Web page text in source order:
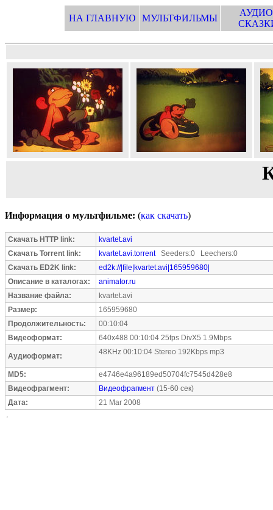
НА ГЛАВНУЮ МУЛЬТФИЛЬМЫ
Информация о мультфильме: (как скачать)
Скачать HTTP link:
kvartet.avi
Скачать Torrent link:
kvartet.avi.torrentSeeders:0 Leechers:0
Скачать ED2K link:
ed2k://|file|kvartet.avi|165959680|
Описание в каталогах:
animator.ru
Название файла:
kvartet.avi
Размер:
165959680
Продолжительность:
00:10:04
Видеоформат:
640x488 00:10:04 25fps DivX5 1.9Mbps
Аудиоформат: 48KHz 00:10:04 Stereo 192Kbps mp3
MD5:
e4746e4a96189ed50704fc7545d428e8
Видеофрагмент:
Видеофрагмент (15-60 сек)
Дата:
21 Mar 2008